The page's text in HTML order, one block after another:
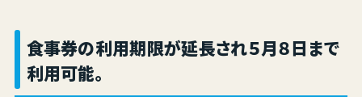
食事券の利用期限が延長され５月８日 まで
利用可能。